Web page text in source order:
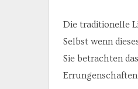
Die traditionelle
Selbst wenn
Sie betrachten
Errungenschaften.